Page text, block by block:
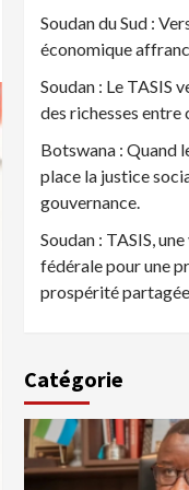
Soudan du Sud :
économique
Soudan : Le TASIS
des richesses
Botswana : Quand
place la justice
gouvernance.
Soudan : TASIS,
fédérale pour une
prospérité partagée
Catégorie